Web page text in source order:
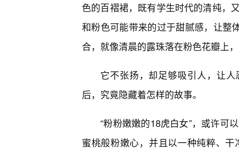
色的百褶裙，既有学生时代的清纯，
和粉色可能带来的过于甜腻感，让整
合，就像清晨的露珠落在粉色花瓣上
它不张扬，却足够吸引人，让
后，究竟隐藏着怎样的故事。
“粉粉嫩嫩的18虎白女”，或许可
蜜桃般粉嫩心，并且以一种纯粹、